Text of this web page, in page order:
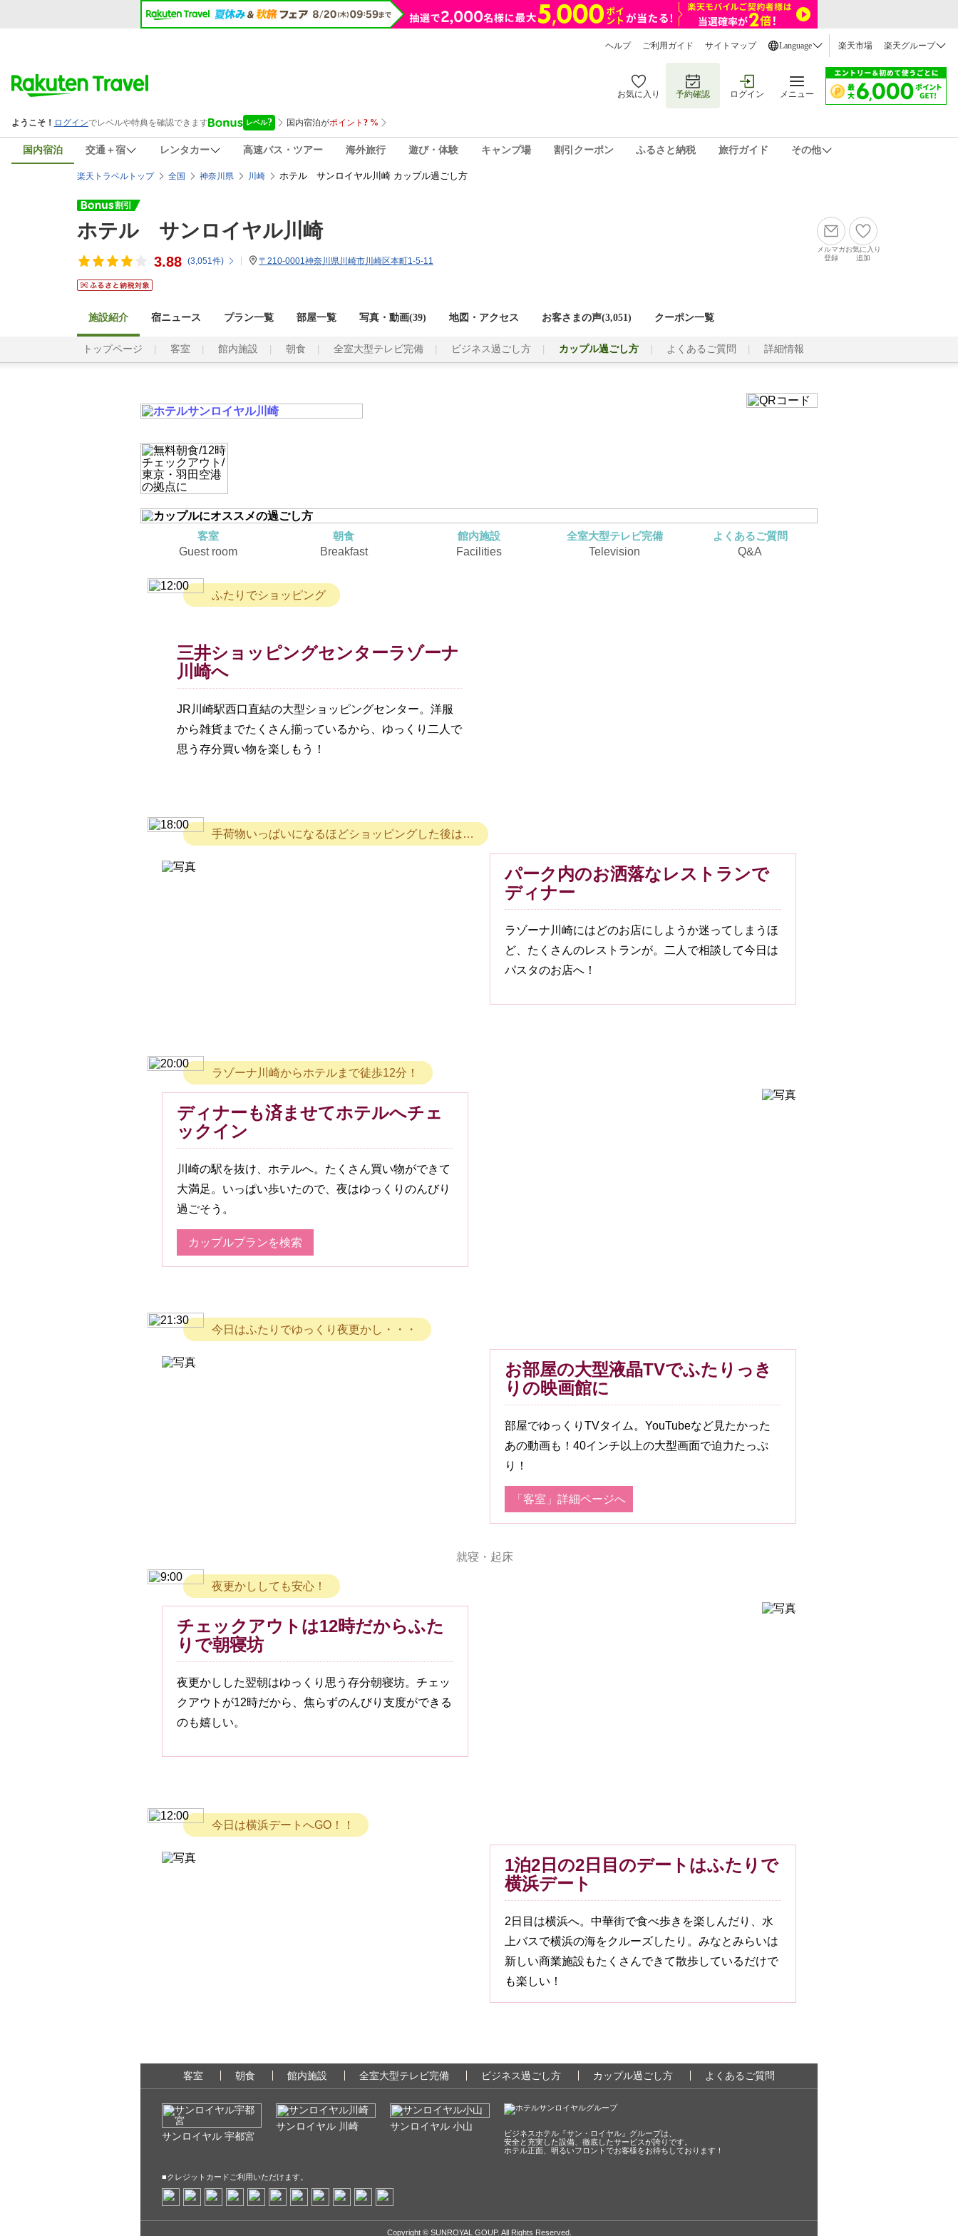
ヘルプ ご利用ガイド サイトマップ Language 楽天市場 楽天グループ
お気に入り 予約確認 ログイン メニュー
国内宿泊 交通＋宿 レンタカー 高速バス・ツアー 海外旅行 遊び・体験 キャンプ場 割引クーポン ふるさと納税 旅行ガイド その他
楽天トラベルトップ 全国 神奈川県 川崎 ホテル サンロイヤル川崎 カップル過ごし方
ホテル サンロイヤル川崎
3.88 (3,051件) 〒210-0001神奈川県川崎市川崎区本町1-5-11
メルマガ
登録
お気に入り
追加
施設紹介 宿ニュース プラン一覧 部屋一覧 写真・動画(39) 地図・アクセス お客さまの声(3,051) クーポン一覧
トップページ 客室 館内施設 朝食 全室大型テレビ完備 ビジネス過ごし方 カップル過ごし方 よくあるご質問 詳細情報
客室
Guest room
朝食
Breakfast
館内施設
Facilities
全室大型テレビ完備
Television
よくあるご質問
Q&A
ふたりでショッピング
三井ショッピングセンターラゾーナ
川崎へ
JR川崎駅西口直結の大型ショッピングセンター。洋服
から雑貨までたくさん揃っているから、ゆっくり二人で
思う存分買い物を楽しもう！
手荷物いっぱいになるほどショッピングした後は…
パーク内のお洒落なレストランで
ディナー
ラゾーナ川崎にはどのお店にしようか迷ってしまうほ
ど、たくさんのレストランが。二人で相談して今日は
パスタのお店へ！
ラゾーナ川崎からホテルまで徒歩12分！
ディナーも済ませてホテルへチェ
ックイン
川崎の駅を抜け、ホテルへ。たくさん買い物ができて
大満足。いっぱい歩いたので、夜はゆっくりのんびり
過ごそう。
カップルプランを検索
今日はふたりでゆっくり夜更かし・・・
お部屋の大型液晶TVでふたりっき
りの映画館に
部屋でゆっくりTVタイム。YouTubeなど見たかった
あの動画も！40インチ以上の大型画面で迫力たっぷ
り！
「客室」詳細ページへ
就寝・起床
夜更かししても安心！
チェックアウトは12時だからふた
りで朝寝坊
夜更かしした翌朝はゆっくり思う存分朝寝坊。チェッ
クアウトが12時だから、焦らずのんびり支度ができる
のも嬉しい。
今日は横浜デートへGO！！
1泊2日の2日目のデートはふたりで
横浜デート
2日目は横浜へ。中華街で食べ歩きを楽しんだり、水
上バスで横浜の海をクルーズしたり。みなとみらいは
新しい商業施設もたくさんできて散歩しているだけで
も楽しい！
客室 朝食 館内施設 全室大型テレビ完備 ビジネス過ごし方 カップル過ごし方 よくあるご質問
サンロイヤル 宇都宮
サンロイヤル 川崎 サンロイヤル 小山
ビジネスホテル『サン・ロイヤル』グループは、
安全と充実した設備、徹底したサービスが誇りです。
ホテル正面、明るいフロントでお客様をお待ちしております！
■クレジットカードご利用いただけます。
Copyright © SUNROYAL GOUP. All Rights Reserved.